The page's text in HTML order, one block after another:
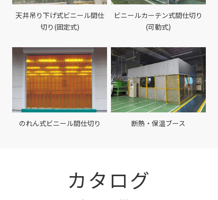
天井吊り下げ式ビニール間仕
切り(固定式)
ビニールカーテン式間仕切り
(可動式)
のれん式ビニール間仕切り 断熱・保温ブース
カタログ